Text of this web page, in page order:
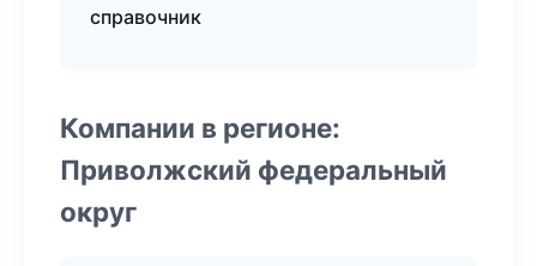
справочник
Компании в регионе:
Приволжский федеральный
округ